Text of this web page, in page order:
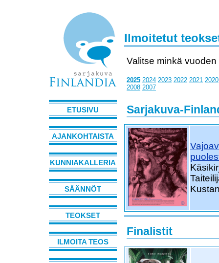
ETUSIVU
AJANKOHTAISTA
KUNNIAKALLERIA
SÄÄNNÖT
TEOKSET
ILMOITA TEOS
Ilmoitetut
Valitse minkä
2025 2024 2023 2022 2021 2020
2008 2007
Sarjakuva-
Finalistit